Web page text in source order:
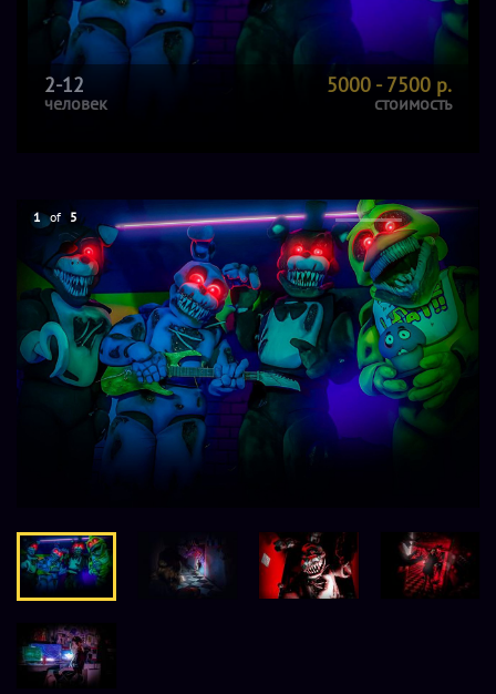
2-12
человек
5000 - 7500 р.
стоимость
1 of 5